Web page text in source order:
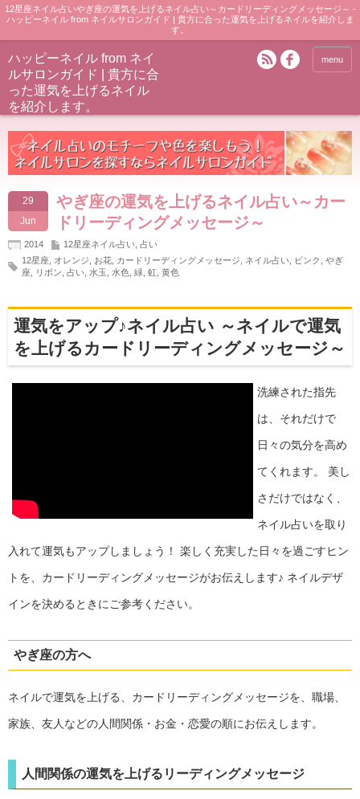
12星座ネイル占いやぎ座の運気を上げるネイル占い～カードリーディングメッセージ～ -
ハッピーネイル from ネイルサロンガイド | 貴方に合った運気を上げるネイルを紹介しま
す。
ハッピーネイル from ネイ
ルサロンガイド | 貴方に合
った運気を上げるネイル
を紹介します。
menu
29
Jun
やぎ座の運気を上げるネイル占い～カー
ドリーディングメッセージ～
2014 12星座ネイル占い 占い
12星座
オレンジ お花 カードリーディングメッセージ ネイル占い ピンク
やぎ
座
リボン 占い 水玉 水色 緑 虹 黄色
運気をアップ♪ネイル占い ～ネイルで運気
を上げるカードリーディングメッセージ～
洗練された指先
は、それだけで
日々の気分を高め
てくれます。 美し
さだけではなく、
ネイル占いを取り
入れて運気もアップしましょう！ 楽しく充実した日々を過ごすヒン
トを、カードリーディングメッセージがお伝えします♪ ネイルデザ
インを決めるときにご参考ください。
やぎ座の方へ
ネイルで運気を上げる、カードリーディングメッセージを、職場、
家族、友人などの人間関係・お金・恋愛の順にお伝えします。
人間関係の運気を上げるリーディングメッセージ